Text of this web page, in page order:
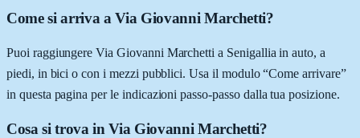
Come si arriva a Via Giovanni Marchetti?
Puoi raggiungere Via Giovanni Marchetti a Senigallia in auto, a
piedi, in bici o con i mezzi pubblici. Usa il modulo “Come arrivare”
in questa pagina per le indicazioni passo-passo dalla tua posizione.
Cosa si trova in Via Giovanni Marchetti?